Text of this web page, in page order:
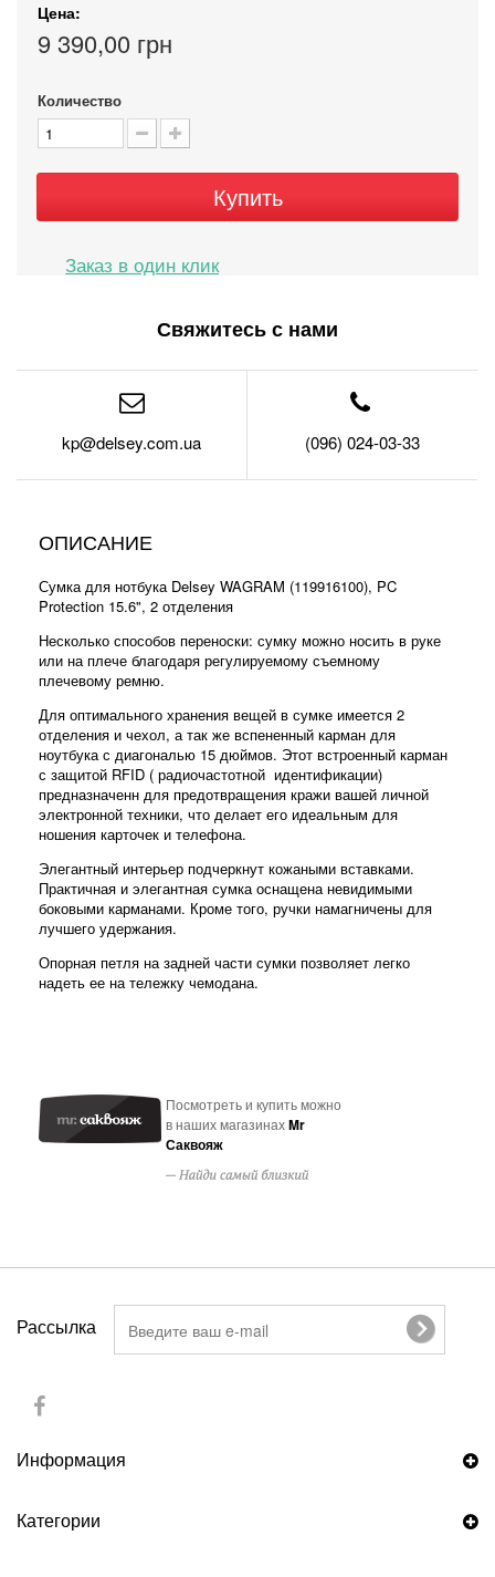
Цена:
9 390,00 грн
Количество
Купить
Свяжитесь с нами
kp@delsey.com.ua (096) 024-03-33
ОПИСАНИЕ
Сумка для нотбука Delsey WAGRAM (119916100), PC
Protection 15.6", 2 отделения
Несколько способов переноски: сумку можно носить в руке
или на плече благодаря регулируемому съемному
плечевому ремню.
Для оптимального хранения вещей в сумке имеется 2
отделения и чехол, а так же вспененный карман для
ноутбука с диагональю 15 дюймов. Этот встроенный карман
с защитой RFID ( радиочастотной идентификации)
предназначенн для предотвращения кражи вашей личной
электронной техники, что делает его идеальным для
ношения карточек и телефона.
Элегантный интерьер подчеркнут кожаными вставками.
Практичная и элегантная сумка оснащена невидимыми
боковыми карманами. Кроме того, ручки намагничены для
лучшего удержания.
Опорная петля на задней части сумки позволяет легко
надеть ее на тележку чемодана.
Посмотреть и купить можно
в наших магазинахMr
Саквояж
Рассылка
Информация
Категории